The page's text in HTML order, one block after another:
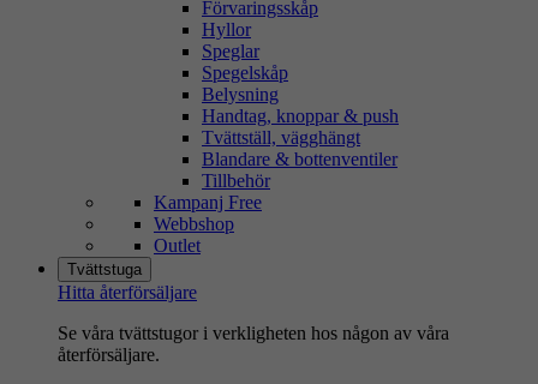
Förvaringsskåp
Hyllor
Speglar
Spegelskåp
Belysning
Handtag, knoppar & push
Tvättställ, vägghängt
Blandare & bottenventiler
Tillbehör
Kampanj Free
Webbshop
Outlet
Tvättstuga
Hitta återförsäljare
Se våra tvättstugor i verkligheten hos någon av våra
återförsäljare.